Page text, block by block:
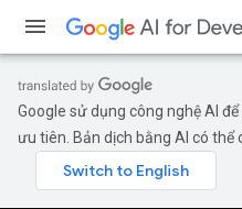
Google sử dụng công nghệ AI
ưu tiên. Bản dịch bằng AI có thể